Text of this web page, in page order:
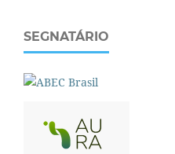
SEGNATÁRIO